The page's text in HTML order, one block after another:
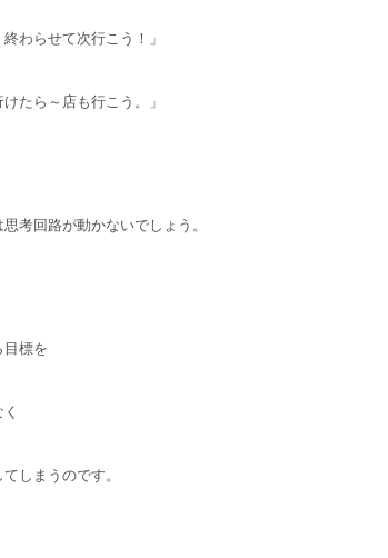
わらせて次行こう！」
たら～店も行こう。」
考回路が動かないでしょう。
目標を
てしまうのです。